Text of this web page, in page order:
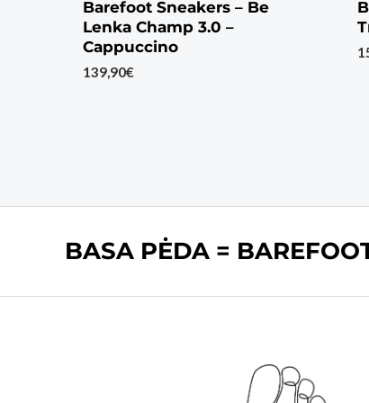
Barefoot Sneakers – Be
Lenka Champ 3.0 –
Cappuccino
139,90€
BASA PĖDA =